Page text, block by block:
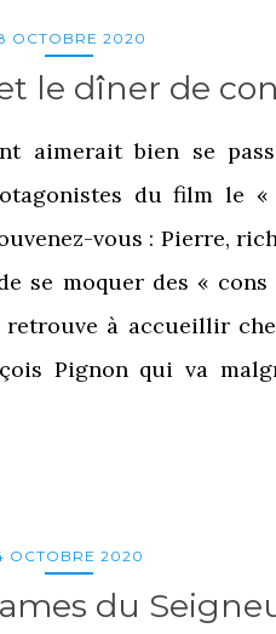
OCTOBRE 2020
le dîner de
aimerait bien se
du film le
vous : Pierre,
se moquer des « cons
à accueillir
Pignon qui va
OCTOBRE 2020
du